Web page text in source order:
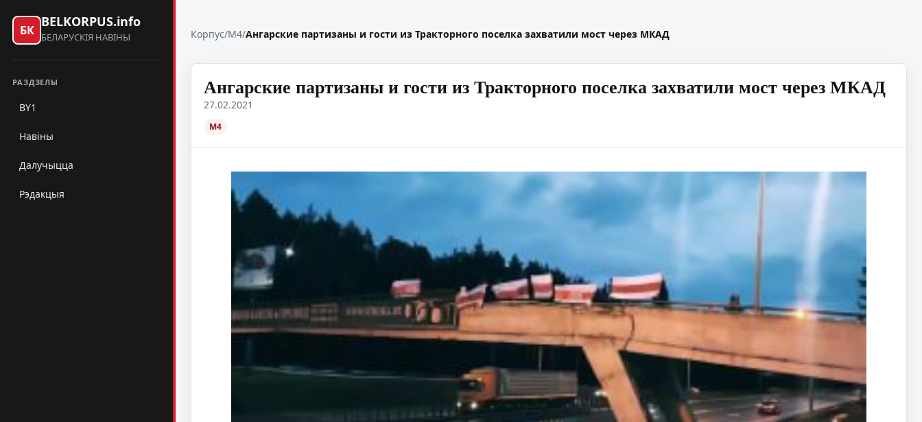
БК
BELKORPUS.info
БЕЛАРУСКІЯ НАВІНЫ
РАЗДЗЕЛЫ
BY1
Навіны
Далучыцца
Рэдакцыя
Корпус/M4/Ангарские партизаны и гости из Тракторного поселка захватили мост через МКАД
Ангарские партизаны и гости из Тракторного поселка захватили мост через МКАД
27.02.2021
M4